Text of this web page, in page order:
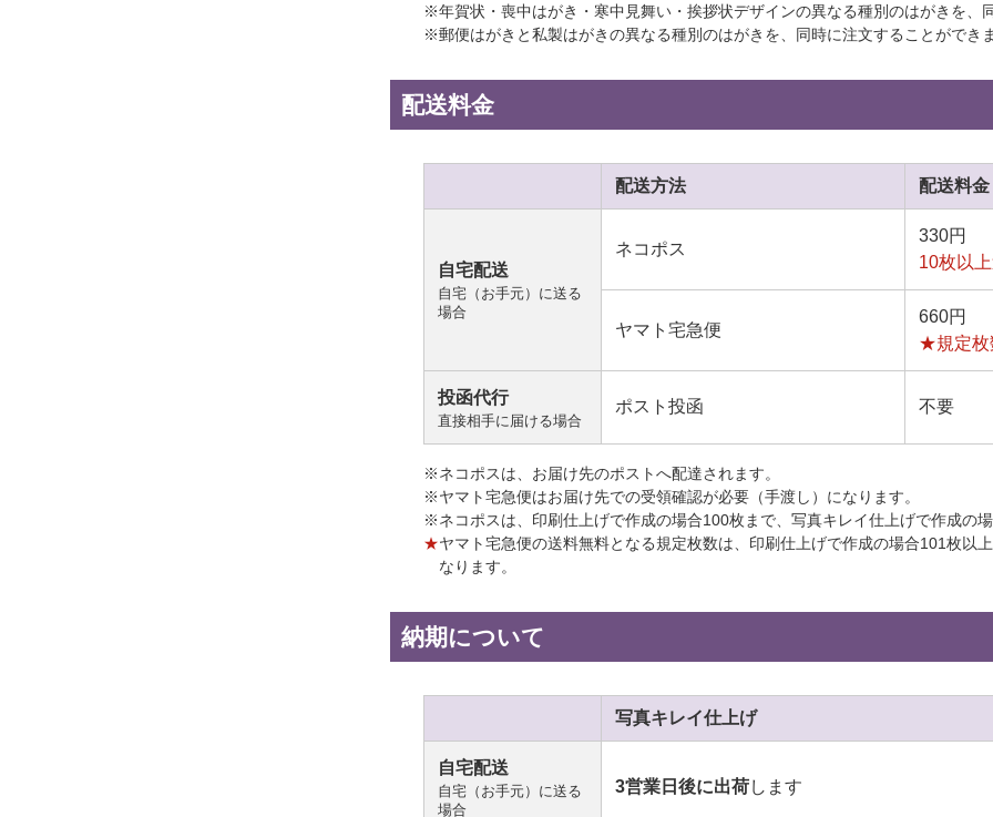
※年賀状・喪中はがき・寒中見舞い・挨拶状デザインの異なる種別のはがきを、
※郵便はがきと私製はがきの異なる種別のはがきを、同時に注文することができ
配送料金
配送方法 配送料金
自宅配送
自宅（お手元）に送る
場合
ネコポス
330円
10枚以
ヤマト宅急便
660円
★規定枚
投函代行
直接相手に届ける場合
ポスト投函 不要
※ネコポスは、お届け先のポストへ配達されます。
※ヤマト宅急便はお届け先での受領確認が必要（手渡し）になります。
※ネコポスは、印刷仕上げで作成の場合100枚まで、写真キレイ仕上げで作成の
★ヤマト宅急便の送料無料となる規定枚数は、印刷仕上げで作成の場合101枚以
なります。
納期について
写真キレイ仕上げ
自宅配送
自宅（お手元）に送る
場合
3営業日後に出荷します